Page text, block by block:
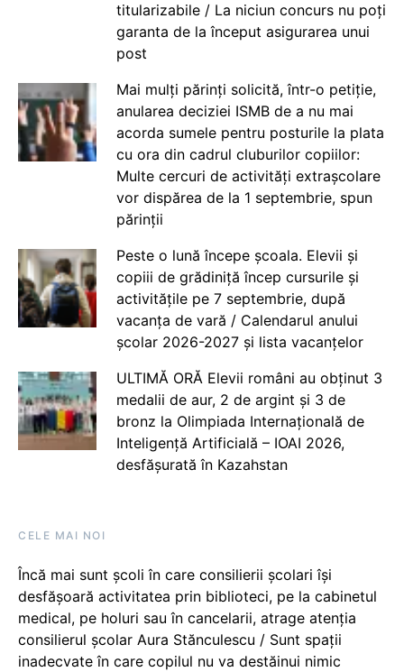
titularizabile / La niciun concurs nu poți
garanta de la început asigurarea unui
post
Mai mulți părinți solicită, într-o petiție,
anularea deciziei ISMB de a nu mai
acorda sumele pentru posturile la plata
cu ora din cadrul cluburilor copiilor:
Multe cercuri de activități extrașcolare
vor dispărea de la 1 septembrie, spun
părinții
Peste o lună începe școala. Elevii și
copiii de grădiniță încep cursurile și
activitățile pe 7 septembrie, după
vacanța de vară / Calendarul anului
școlar 2026-2027 și lista vacanțelor
ULTIMĂ ORĂ Elevii români au obținut 3
medalii de aur, 2 de argint și 3 de
bronz la Olimpiada Internațională de
Inteligență Artificială – IOAI 2026,
desfășurată în Kazahstan
CELE MAI NOI
Încă mai sunt școli în care consilierii școlari își
desfășoară activitatea prin biblioteci, pe la cabinetul
medical, pe holuri sau în cancelarii, atrage atenția
consilierul școlar Aura Stănculescu / Sunt spații
inadecvate în care copilul nu va destăinui nimic